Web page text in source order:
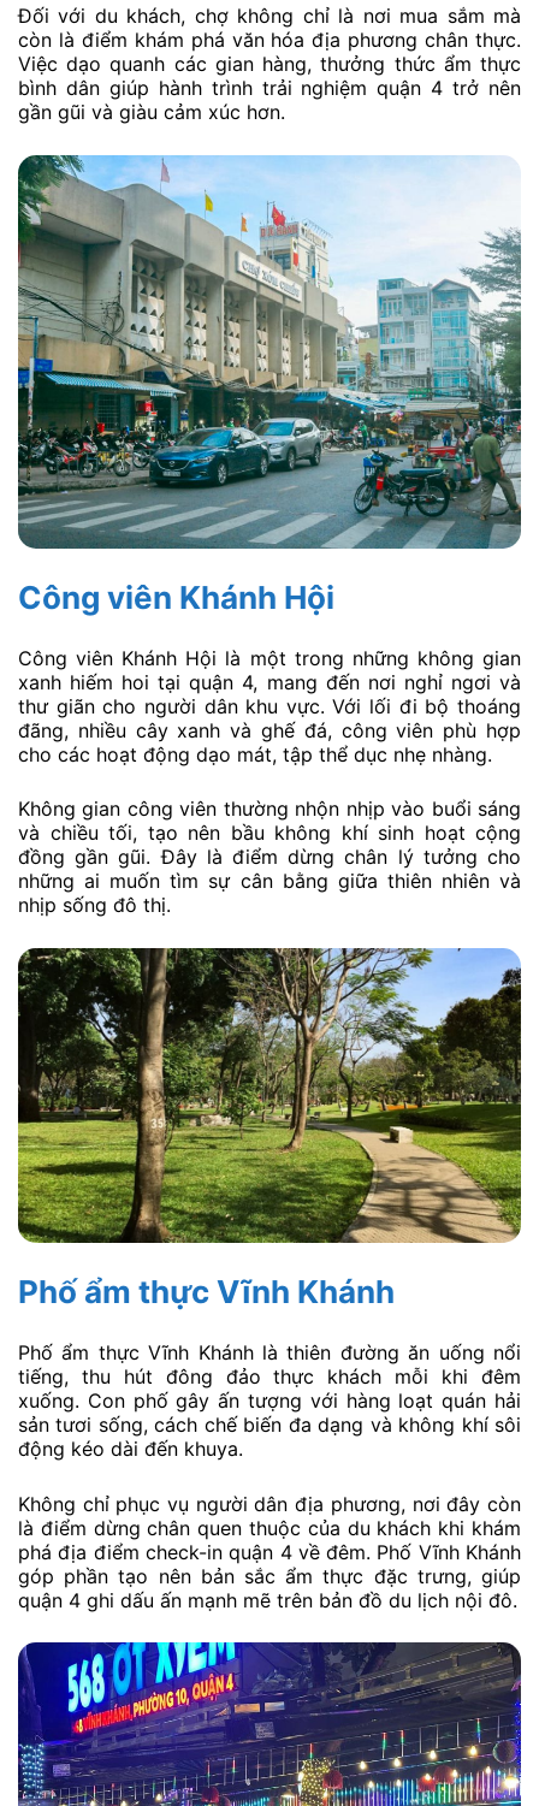
Đối với du khách, chợ không chỉ là nơi mua sắm mà
còn là điểm khám phá văn hóa địa phương chân thực.
Việc dạo quanh các gian hàng, thưởng thức ẩm thực
bình dân giúp hành trình trải nghiệm quận 4 trở nên
gần gũi và giàu cảm xúc hơn.
Công viên Khánh Hội
Công viên Khánh Hội là một trong những không gian
xanh hiếm hoi tại quận 4, mang đến nơi nghỉ ngơi và
thư giãn cho người dân khu vực. Với lối đi bộ thoáng
đãng, nhiều cây xanh và ghế đá, công viên phù hợp
cho các hoạt động dạo mát, tập thể dục nhẹ nhàng.
Không gian công viên thường nhộn nhịp vào buổi sáng
và chiều tối, tạo nên bầu không khí sinh hoạt cộng
đồng gần gũi. Đây là điểm dừng chân lý tưởng cho
những ai muốn tìm sự cân bằng giữa thiên nhiên và
nhịp sống đô thị.
Phố ẩm thực Vĩnh Khánh
Phố ẩm thực Vĩnh Khánh là thiên đường ăn uống nổi
tiếng, thu hút đông đảo thực khách mỗi khi đêm
xuống. Con phố gây ấn tượng với hàng loạt quán hải
sản tươi sống, cách chế biến đa dạng và không khí sôi
động kéo dài đến khuya.
Không chỉ phục vụ người dân địa phương, nơi đây còn
là điểm dừng chân quen thuộc của du khách khi khám
phá địa điểm check-in quận 4 về đêm. Phố Vĩnh Khánh
góp phần tạo nên bản sắc ẩm thực đặc trưng, giúp
quận 4 ghi dấu ấn mạnh mẽ trên bản đồ du lịch nội đô.